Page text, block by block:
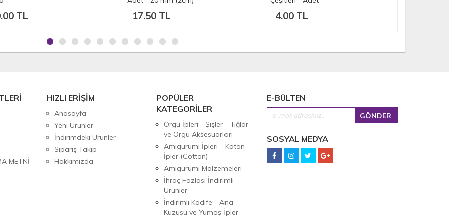
17.50 TL 4.00 TL 80.00 TL
METNİ
HIZLI ERİŞİM
Anasayfa
Yeni Ürünler
İndirimdeki Ürünler
Sipariş Takip
Hakkımızda
POPÜLER
KATEGORİLER
Örgü İpleri - Şişler - Tığlar
ve Örgü Aksesuarları
Amigurumi İpleri - Koton
İpler (Cotton)
Amigurumi Malzemeleri
İhraç Fazlası İndirimli
Ürünler
İndirimli Kadife - Ana
Kuzusu ve Yumoş İpler
E-BÜLTEN
SOSYAL MEDYA